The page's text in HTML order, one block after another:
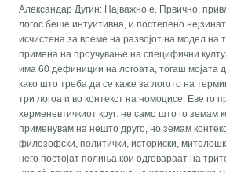
Александар Дугин: Најважно е. Првично,
логос беше интуитивна, и постепено
исчистена за време на развојот на модел на
примена на проучување на специфични
има 60 дефиниции на логоата, тогаш мојата
како што треба да се каже за логото на
три логоа и во контекст на номоцисе. Еве го
херменевтичкиот круг: не само што го земам
применувам на нешто друго, но земам
филозофски, политички, историски,
него постојат полиња кои одговараат на